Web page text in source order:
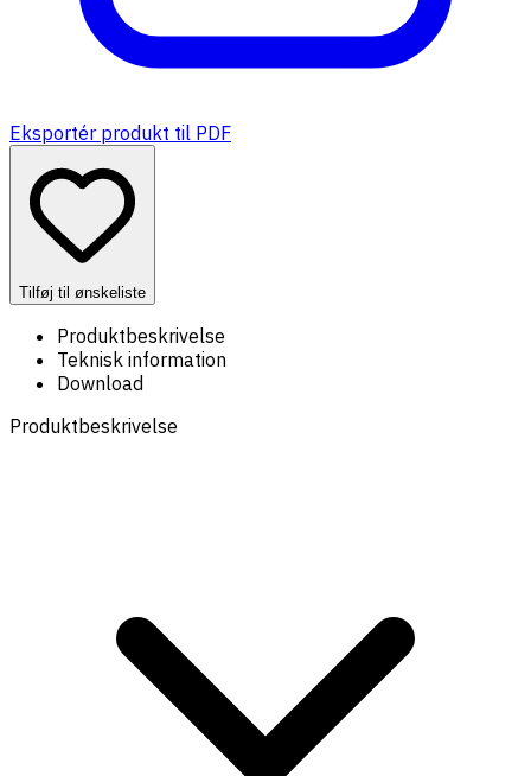
Eksportér produkt til PDF
Tilføj til ønskeliste
Produktbeskrivelse
Teknisk information
Download
Produktbeskrivelse